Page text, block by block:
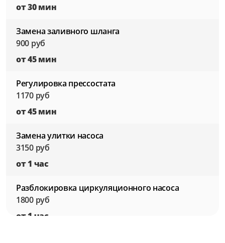
от 30 мин
Замена заливного шланга
900 руб
от 45 мин
Регулировка прессостата
1170 руб
от 45 мин
Замена улитки насоса
3150 руб
от 1 час
Разблокировка циркуляционного насоса
1800 руб
от 1 час